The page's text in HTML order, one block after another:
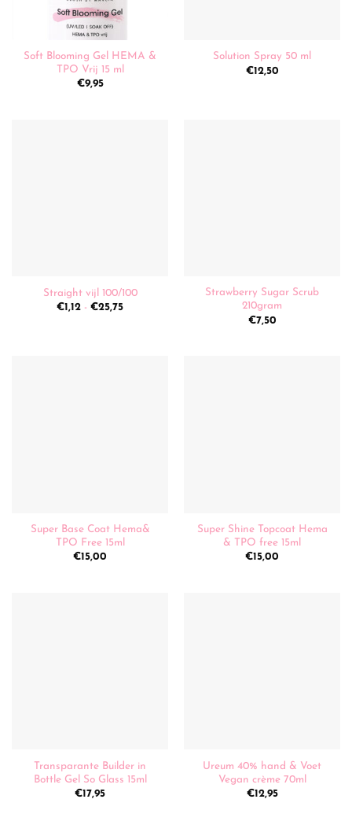
Soft Blooming Gel HEMA &
TPO Vrij 15 ml
€9,95
Solution Spray 50 ml
€12,50
Straight vijl 100/100
€1,12 - €25,75Prijsklasse:
Strawberry Sugar Scrub
210gram
€7,50
Super Base Coat Hema&
TPO Free 15ml
€15,00
Super Shine Topcoat Hema
& TPO free 15ml
€15,00
Transparante Builder in
Bottle Gel So Glass 15ml
€17,95
Ureum 40% hand & Voet
Vegan crème 70ml
€12,95